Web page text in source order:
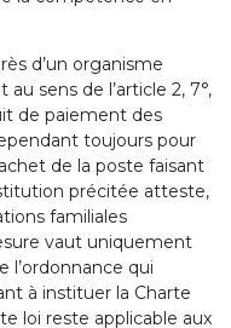
d’un organisme
sens de l’article 2, 7°,
de paiement des
toujours pour
de la poste faisant
précitée atteste,
familiales
vaut uniquement
l’ordonnance qui
à instituer la Charte
loi reste applicable aux